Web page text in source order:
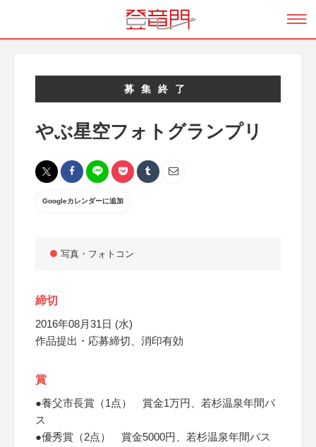
募集終了
やぶ星空フォトグランプリ
Googleカレンダーに追加
写真・フォトコン
締切
2016年08月31日 (水)
作品提出・応募締切、消印有効
賞
●養父市長賞（1点） 賞金1万円、若杉温泉年間パ
ス
●優秀賞（2点） 賞金5000円、若杉温泉年間パス